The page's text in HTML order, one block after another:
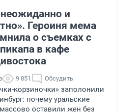
неожиданно и
Героиня мема
о съемках с
в кафе
9 851 Обсудить
корзиночки» заполонили
почему уральские
оставили жен без